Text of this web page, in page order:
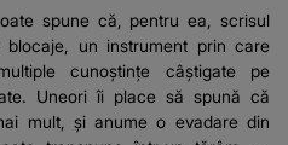
spune că, pentru ea, scrisul
un instrument prin care
cunoștințe câștigate pe
Uneori îi place să spună că
mult, și anume o evadare din